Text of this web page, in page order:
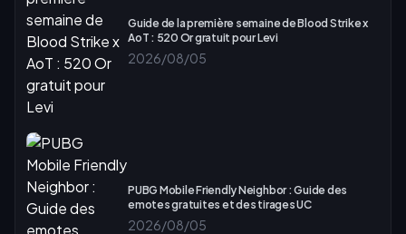
Guide de la première semaine de Blood Strike x
AoT : 520 Or gratuit pour Levi
2026/08/05
PUBG Mobile Friendly Neighbor : Guide des
emotes gratuites et des tirages UC
2026/08/05